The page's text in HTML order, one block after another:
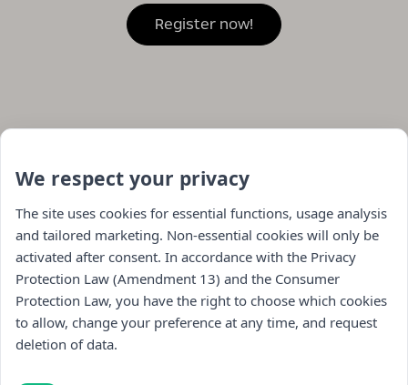
Navigation
We respect your privacy
The site uses cookies for essential functions, usage analysis
and tailored marketing. Non-essential cookies will only be
activated after consent. In accordance with the Privacy
Protection Law (Amendment 13) and the Consumer
Protection Law, you have the right to choose which cookies
to allow, change your preference at any time, and request
deletion of data.